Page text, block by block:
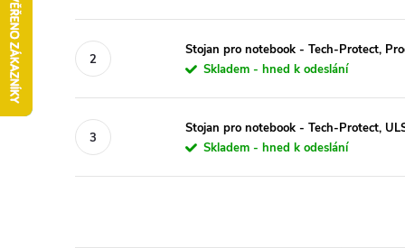
Stojan pro notebook - Tech-Protect,
Skladem - hned k odeslání
Stojan pro notebook - Tech-Protect,
Skladem - hned k odeslání